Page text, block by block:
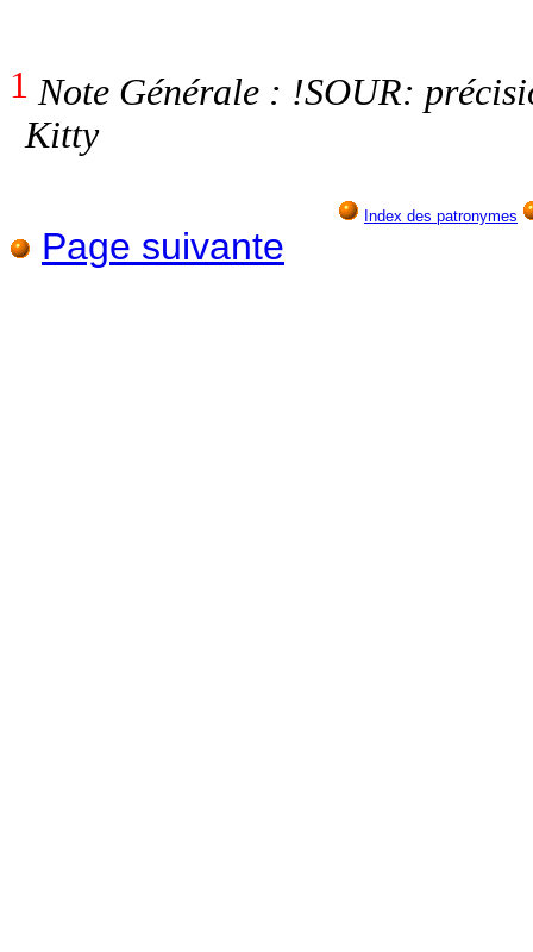
1 Note Générale : !SOUR:
Kitty
Index des patronymes
Page suivante